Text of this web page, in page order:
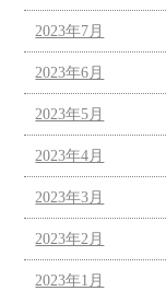
2023年7月
2023年6月
2023年5月
2023年4月
2023年3月
2023年2月
2023年1月